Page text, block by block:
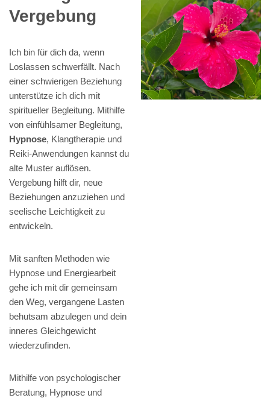
Vergebung
Ich bin für dich da, wenn
Loslassen schwerfällt. Nach
einer schwierigen Beziehung
unterstütze ich dich mit
spiritueller Begleitung. Mithilfe
von einfühlsamer Begleitung,
Hypnose, Klangtherapie und
Reiki-Anwendungen kannst du
alte Muster auflösen.
Vergebung hilft dir, neue
Beziehungen anzuziehen und
seelische Leichtigkeit zu
entwickeln.
Mit sanften Methoden wie
Hypnose und Energiearbeit
gehe ich mit dir gemeinsam
den Weg, vergangene Lasten
behutsam abzulegen und dein
inneres Gleichgewicht
wiederzufinden.
Mithilfe von psychologischer
Beratung, Hypnose und